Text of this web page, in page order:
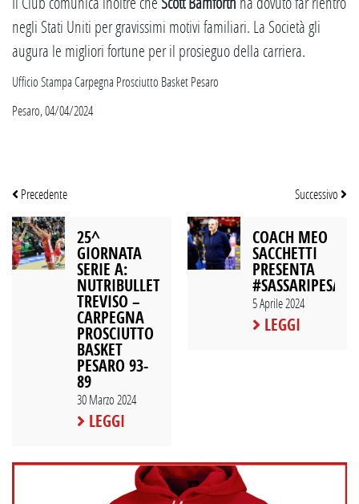
negli Stati Uniti per gravissimi motivi familiari. La Società gli
augura le migliori fortune per il prosieguo della carriera.
Ufficio Stampa Carpegna Prosciutto Basket Pesaro
Pesaro, 04/04/2024
Precedente
25^
GIORNATA
SERIE A:
NUTRIBULLET
TREVISO –
CARPEGNA
PROSCIUTTO
BASKET
PESARO 93-
89
30 Marzo 2024
LEGGI
Successivo
COACH MEO
SACCHETTI
PRESENTA
#SASSARIPESARO
5 Aprile 2024
LEGGI